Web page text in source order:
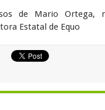
de Mario Ortega,
Estatal de Equo